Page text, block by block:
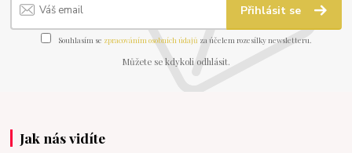
Přihlásit se
Souhlasím se zpracováním osobních údajů za účelem rozesílky newsletteru.
Můžete se kdykoli odhlásit.
Jak nás vidíte